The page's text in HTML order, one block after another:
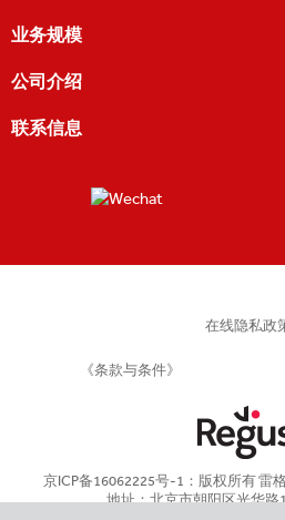
业务规模
公司介绍
联系信息
在线隐私政
《条款与条件》
京ICP备16062225号-1：版权所有 雷
地址：北京市朝阳区光华路